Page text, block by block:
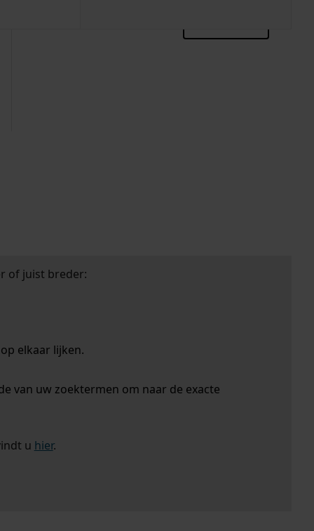
of juist breder:
elkaar lijken.
van uw zoektermen om naar de exacte
u hier.